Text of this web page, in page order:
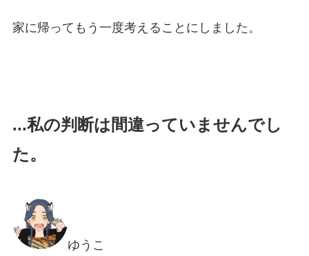
家に帰ってもう一度考えることにしました。
...私の判断は間違っていませんでし
た。
ゆうこ